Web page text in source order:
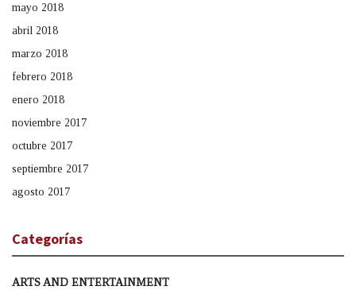
mayo 2018
abril 2018
marzo 2018
febrero 2018
enero 2018
noviembre 2017
octubre 2017
septiembre 2017
agosto 2017
Categorías
ARTS AND ENTERTAINMENT